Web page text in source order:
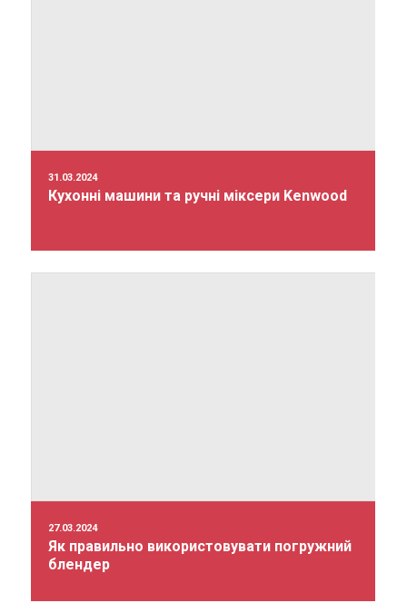
31.03.2024
Кухонні машини та ручні міксери Kenwood
27.03.2024
Як правильно використовувати погружний
блендер